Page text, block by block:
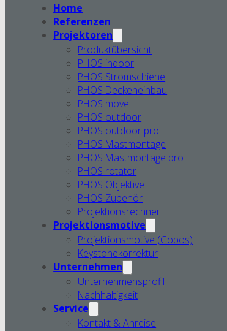
Home
Referenzen
Projektoren
Produktübersicht
PHOS indoor
PHOS Stromschiene
PHOS Deckeneinbau
PHOS move
PHOS outdoor
PHOS outdoor pro
PHOS Mastmontage
PHOS Mastmontage pro
PHOS rotator
PHOS Objektive
PHOS Zubehör
Projektionsrechner
Projektionsmotive
Projektionsmotive (Gobos)
Keystonekorrektur
Unternehmen
Unternehmensprofil
Nachhaltigkeit
Service
Kontakt & Anreise